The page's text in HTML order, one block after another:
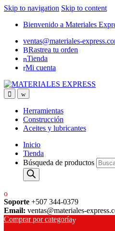
Skip to navigation Skip to content
Bienvenido a Materiales
ventas@materiales-
Rastrea tu orden
Tienda
Mi cuenta
Herramientas
Construcción
Aceites y lubricantes
Inicio
Tienda
Búsqueda de productos
Soporte +507 344-0379
Email: ventas@materiales-
Comprar por categoría